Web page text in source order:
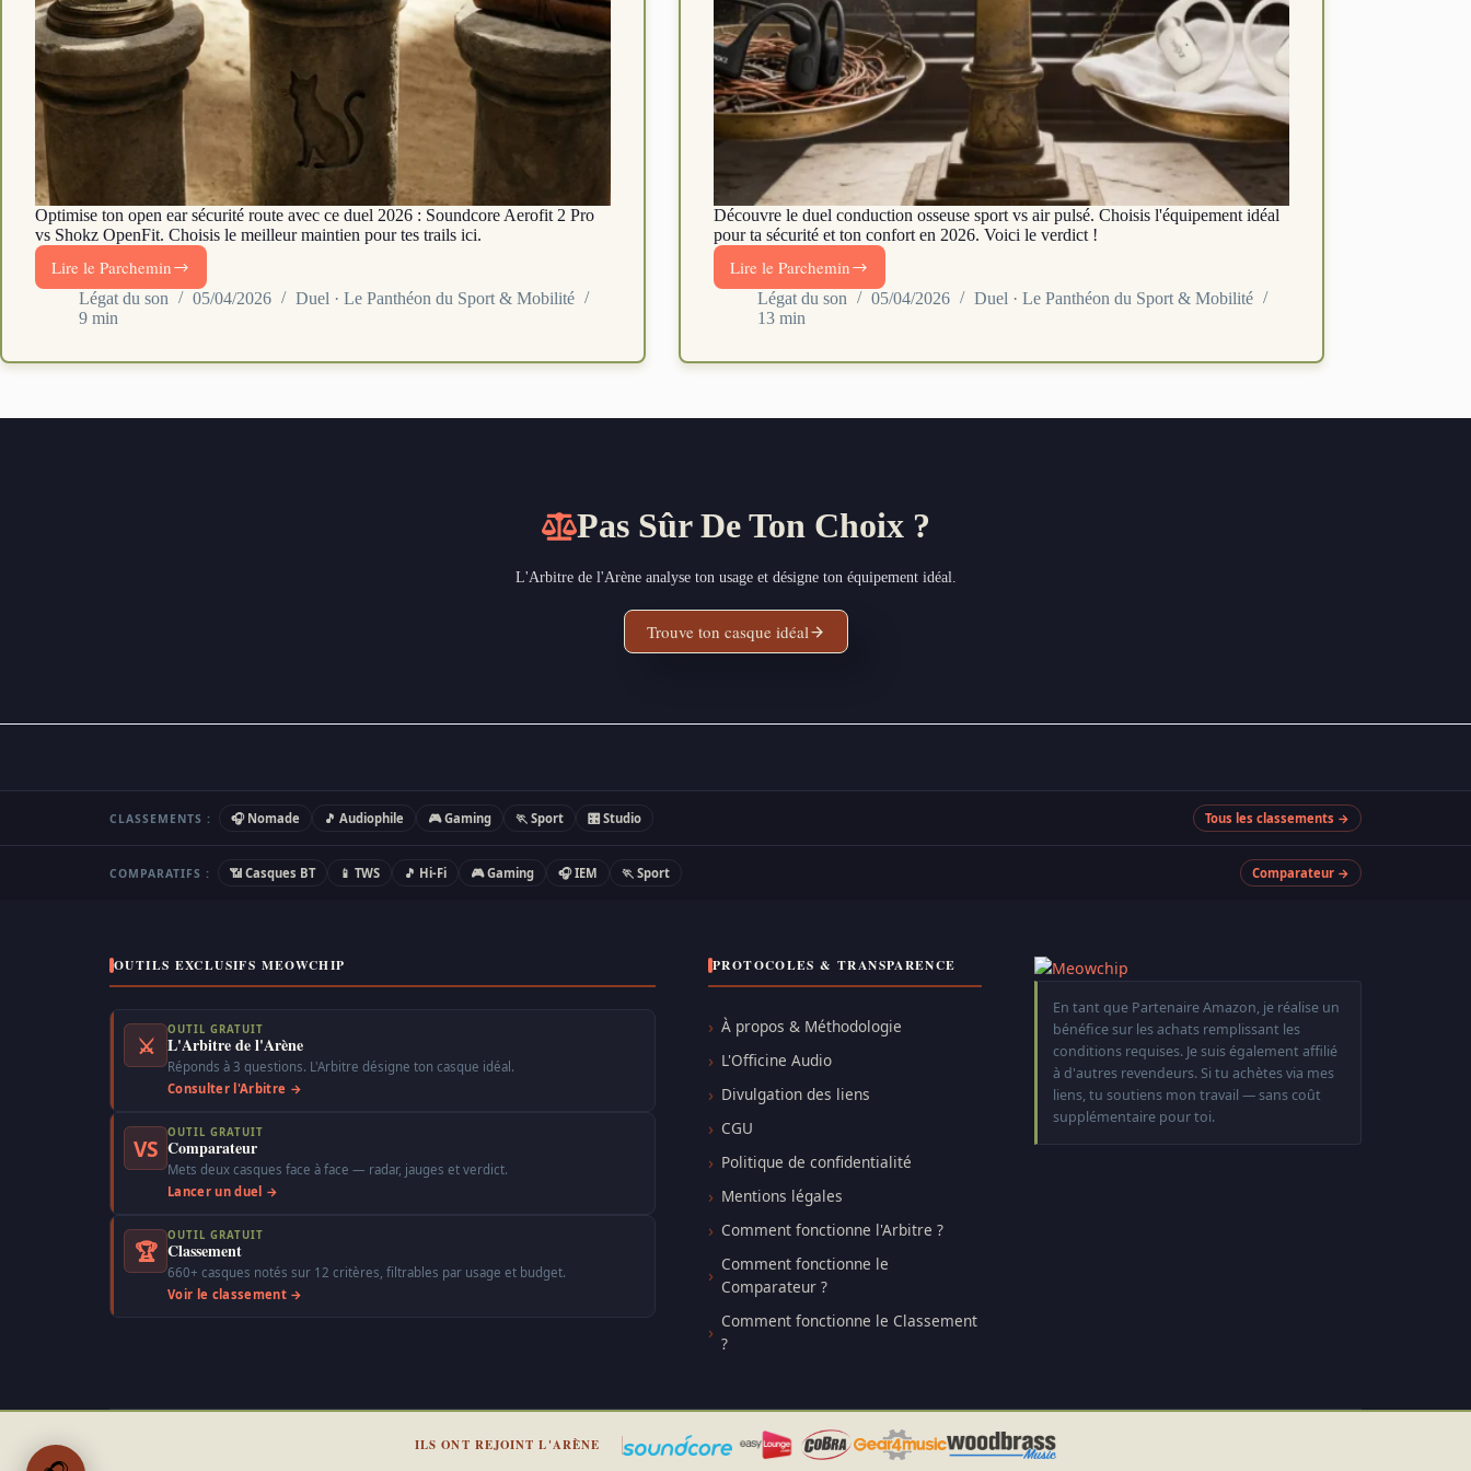
Optimise ton open ear sécurité route avec ce duel 2026 : Soundcore Aerofit 2 Pro
vs Shokz OpenFit. Choisis le meilleur maintien pour tes trails ici.
Lire le Parchemin
Open-
ear
la
Légat du son 05/04/2026
Duel · Le Panthéon du Sport & Mobilité
9 min
Découvre le duel conduction osseuse sport vs air pulsé. Choisis l'équipement idéal
pour ta sécurité et ton confort en 2026. Voici le verdict !
Lire le Parchemin
Conduction
osseuse
vs
Ear
plus
sûr
Légat du son 05/04/2026
Duel · Le Panthéon du Sport & Mobilité
13 min
Pas Sûr De Ton Choix ?
L'Arbitre de l'Arène analyse ton usage et désigne ton équipement idéal.
Trouve ton casque idéal
CLASSEMENTS : 🎧 Nomade 🎵 Audiophile 🎮 Gaming 🏃 Sport 🎛 Studio Tous les classements →
COMPARATIFS : 📶 Casques BT 📱 TWS 🎵 Hi-Fi 🎮 Gaming 🎧 IEM 🏃 Sport Comparateur →
OUTILS EXCLUSIFS MEOWCHIP
⚔
OUTIL GRATUIT
L'Arbitre de l'Arène
Réponds à 3 questions. L'Arbitre désigne ton casque idéal.
Consulter l'Arbitre →
VS
OUTIL GRATUIT
Comparateur
Mets deux casques face à face — radar, jauges et verdict.
Lancer un duel →
🏆
OUTIL GRATUIT
Classement
660+ casques notés sur 12 critères, filtrables par usage et budget.
Voir le classement →
PROTOCOLES & TRANSPARENCE
À propos & Méthodologie
L'Officine Audio
Divulgation des liens
CGU
Politique de confidentialité
Mentions légales
Comment fonctionne l'Arbitre ?
Comment fonctionne le
Comparateur ?
Comment fonctionne le Classement
?
En tant que Partenaire Amazon, je réalise un
bénéfice sur les achats remplissant les
conditions requises. Je suis également affilié
à d'autres revendeurs. Si tu achètes via mes
liens, tu soutiens mon travail — sans coût
supplémentaire pour toi.
ILS ONT REJOINT L'ARÈNE